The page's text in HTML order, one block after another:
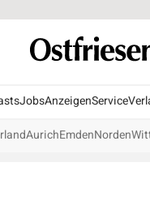
JobsAnzeigenService
AurichEmdenNorden